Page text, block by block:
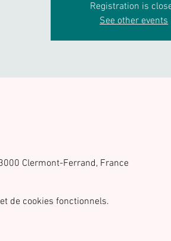
Registration is
See other events
Clermont-Ferrand, France
de cookies fonctionnels.